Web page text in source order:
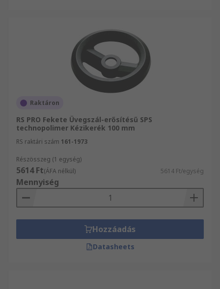
Raktáron
RS PRO Fekete Üvegszál-erősítésű SPS
technopolimer Kézikerék 100 mm
RS raktári szám 161-1973
Részösszeg (1 egység)
5614 Ft(ÁFA nélkül) 5614 Ft/egység
Mennyiség
Hozzáadás
Datasheets